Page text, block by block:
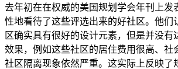
去年初在在权威的美国规划学会年刊上发
性地看待了这些评选出来的好社区。他们
区确实具有很好的设计元素，但是并没有
效果，例如这些社区的居住费用很高、社
社区隔离现象依然严重。这实际上反映了